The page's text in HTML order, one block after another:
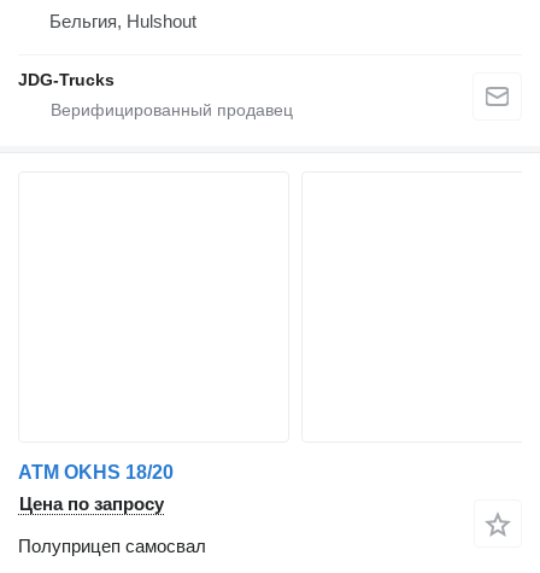
Бельгия, Hulshout
JDG-Trucks
ATM OKHS 18/20
Цена по запросу
Полуприцеп самосвал